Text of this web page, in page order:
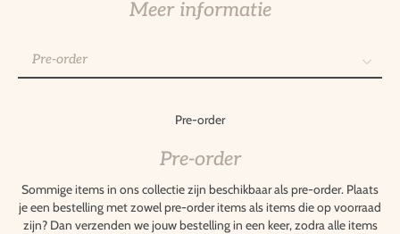
Meer informatie
Pre-order
Pre-order
Pre-order
Sommige items in ons collectie zijn beschikbaar als pre-order. Plaats
je een bestelling met zowel pre-order items als items die op voorraad
zijn? Dan verzenden we jouw bestelling in een keer, zodra alle items